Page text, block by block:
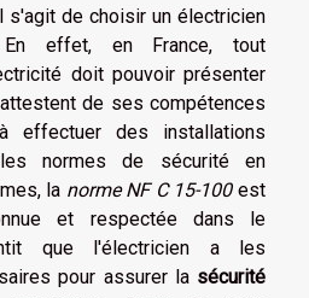
s'agit de choisir un électricien
effet, en France, tout
doit pouvoir présenter
de ses compétences
effectuer des installations
normes de sécurité en
la norme NF C 15-100est
et respectée dans le
que l'électricien a les
pour assurer la sécurité